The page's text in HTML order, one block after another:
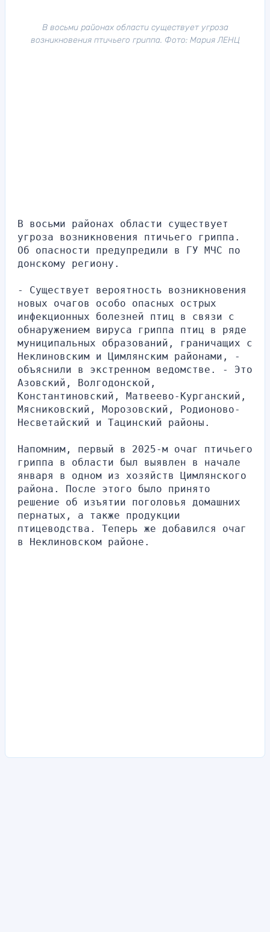
В восьми районах области существует угроза
возникновения птичьего гриппа. Фото: Мария ЛЕНЦ
В восьми районах области существует
угроза возникновения птичьего гриппа.
Об опасности предупредили в ГУ МЧС по
донскому региону.
- Существует вероятность возникновения
новых очагов особо опасных острых
инфекционных болезней птиц в связи с
обнаружением вируса гриппа птиц в ряде
муниципальных образований, граничащих с
Неклиновским и Цимлянским районами, -
объяснили в экстренном ведомстве. - Это
Азовский, Волгодонской,
Константиновский, Матвеево-Курганский,
Мясниковский, Морозовский, Родионово-
Несветайский и Тацинский районы.
Напомним, первый в 2025-м очаг птичьего
гриппа в области был выявлен в начале
января в одном из хозяйств Цимлянского
района. После этого было принято
решение об изъятии поголовья домашних
пернатых, а также продукции
птицеводства. Теперь же добавился очаг
в Неклиновском районе.